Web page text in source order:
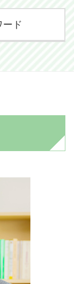
ード